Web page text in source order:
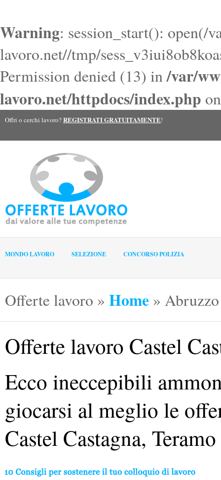
Warning: session_start(): open(/
lavoro.net//tmp/
Permission denied (13) in/var/
lavoro.net/httpdocs/index.php
Offri o cerchi lavoro?REGISTRATI GRATUITAMENTE!
MONDO LAVORO SELEZIONE CONCORSO POLIZIA
Offerte lavoro » Home » Abruzzo
Offerte lavoro Castel
Ecco ineccepibili
giocarsi al meglio le
Castel Castagna, Teramo